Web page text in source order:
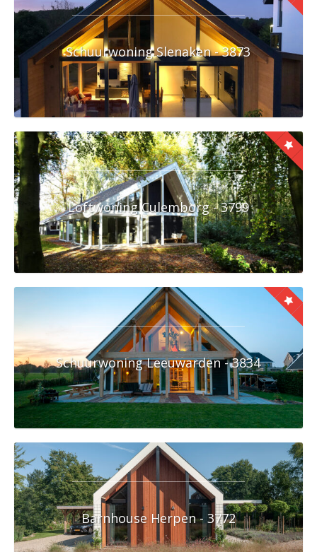
Schuurwoning Slenaken - 3873
Loftwoning Culemborg - 3799
Schuurwoning Leeuwarden - 3834
Barnhouse Herpen - 3772